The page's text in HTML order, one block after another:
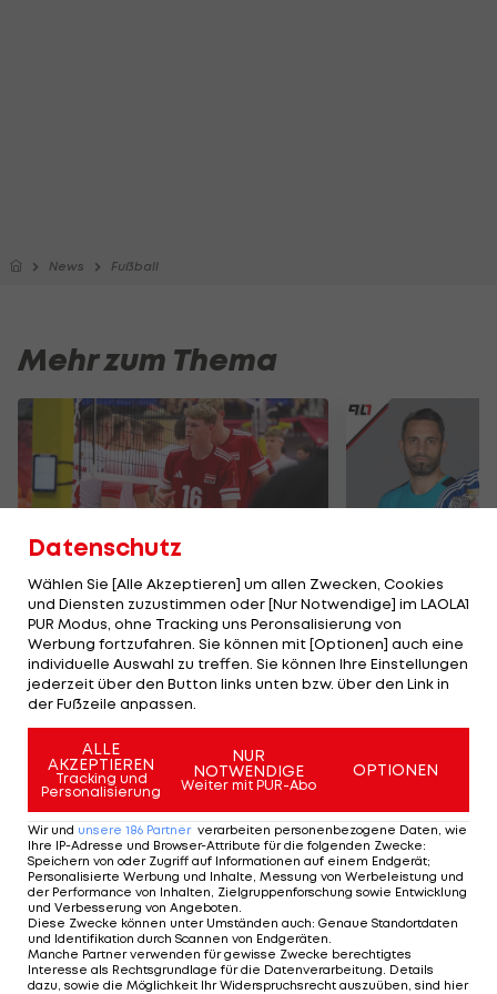
News Fußball
Mehr zum Thema
Karrieresprung! ÖVV-
Teamspieler wechselt
in Topliga
Sport-Mix
Die
Tormänner
Geschichte
Fußball
TEILEN
KOMMENTARE
Datenschutz
Wählen Sie [Alle Akzeptieren] um allen Zwecken, Cookies
und Diensten zuzustimmen oder [Nur Notwendige] im LAOLA1
PUR Modus, ohne Tracking uns Peronsalisierung von
Werbung fortzufahren. Sie können mit [Optionen] auch eine
individuelle Auswahl zu treffen. Sie können Ihre Einstellungen
jederzeit über den Button links unten bzw. über den Link in
der Fußzeile anpassen.
ALLE
AKZEPTIEREN
Tracking und
Personalisierung
NUR
NOTWENDIGE
Weiter mit PUR-Abo
OPTIONEN
Wir und unsere 186 Partner verarbeiten personenbezogene Daten, wie
Ihre IP-Adresse und Browser-Attribute für die folgenden Zwecke:
Speichern von oder Zugriff auf Informationen auf einem Endgerät;
Personalisierte Werbung und Inhalte, Messung von Werbeleistung und
der Performance von Inhalten, Zielgruppenforschung sowie Entwicklung
und Verbesserung von Angeboten.
Diese Zwecke können unter Umständen auch: Genaue Standortdaten
und Identifikation durch Scannen von Endgeräten.
Manche Partner verwenden für gewisse Zwecke berechtigtes
Interesse als Rechtsgrundlage für die Datenverarbeitung. Details
dazu, sowie die Möglichkeit Ihr Widerspruchsrecht auszuüben, sind hier